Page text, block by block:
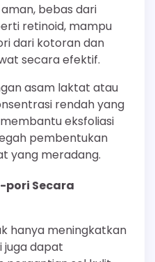
bebas dari
retinoid, mampu
dari kotoran dan
secara efektif.
asam laktat atau
rendah yang
eksfoliasi
pembentukan
yang meradang.
pori Secara
hanya meningkatkan
juga dapat